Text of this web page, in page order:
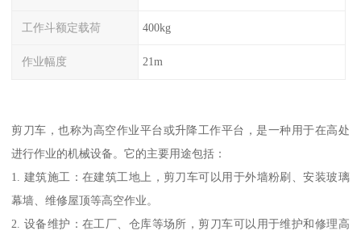
工作斗额定载荷 400kg
作业幅度 21m
剪刀车，也称为高空作业平台或升降工作平台，是一种用于在高处
进行作业的机械设备。它的主要用途包括：
1. 建筑施工：在建筑工地上，剪刀车可以用于外墙粉刷、安装玻璃
幕墙、维修屋顶等高空作业。
2. 设备维护：在工厂、仓库等场所，剪刀车可以用于维护和修理高